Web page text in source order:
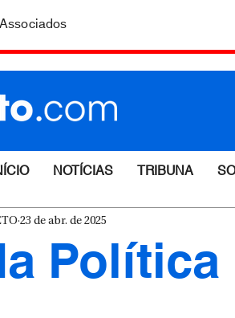
NOTÍCIAS TRIBUNA
Política
23 de abr. de 2025